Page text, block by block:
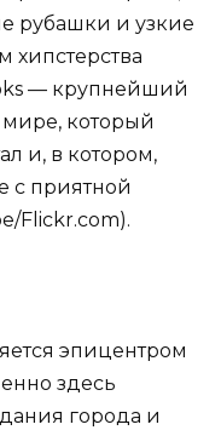
рубашки и узкие
— крупнейший
который
и, в котором,
с приятной
Flickr.com).
эпицентром
здесь
города и